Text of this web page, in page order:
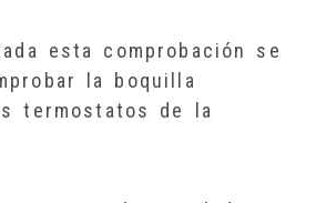
esta comprobación se
la boquilla
termostatos de la